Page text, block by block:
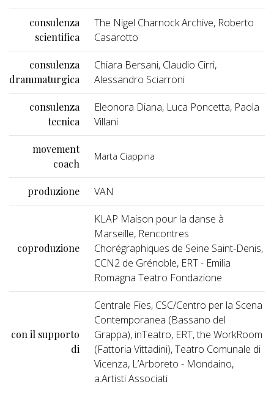
consulenza
scientifica
The Nigel Charnock Archive, Roberto
Casarotto
consulenza
drammaturgica
Chiara Bersani, Claudio Cirri,
Alessandro Sciarroni
consulenza
tecnica
Eleonora Diana, Luca Poncetta, Paola
Villani
movement
coach
Marta Ciappina
produzione VAN
coproduzione
KLAP Maison pour la danse à
Marseille, Rencontres
Chorégraphiques de Seine Saint-Denis,
CCN2 de Grénoble, ERT - Emilia
Romagna Teatro Fondazione
con il supporto
di
Centrale Fies, CSC/Centro per la Scena
Contemporanea (Bassano del
Grappa), inTeatro, ERT, the WorkRoom
(Fattoria Vittadini), Teatro Comunale di
Vicenza, L’Arboreto - Mondaino,
a.Artisti Associati